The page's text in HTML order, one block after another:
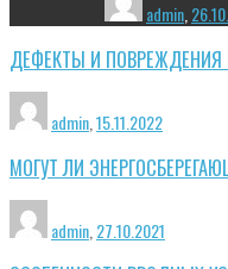
admin,
ДЕФЕКТЫ И ПОВРЕЖДЕНИЯ
admin 15.11.2022
МОГУТ ЛИ
admin 27.10.2021